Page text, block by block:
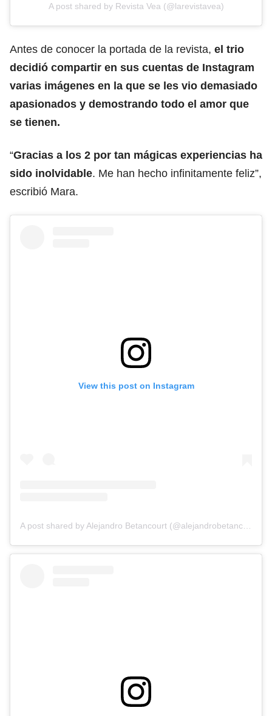
A post shared by Revista Vea (@larevistavea)
Antes de conocer la portada de la revista, el trio
decidió compartir en sus cuentas de Instagram
varias imágenes en la que se les vio demasiado
apasionados y demostrando todo el amor que
se tienen.
“Gracias a los 2 por tan mágicas experiencias ha
sido inolvidable. Me han hecho infinitamente feliz”,
escribió Mara.
View this post on Instagram